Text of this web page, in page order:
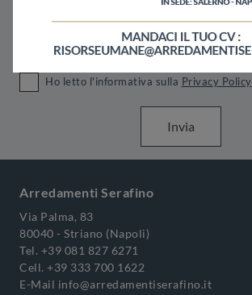
Ho letto l'informativa sulla Privacy Policy
Invia
Arredamenti Serafino
Via Palma, 83
80040 - Striano (Napoli)
Tel. +39 081 827 6271
Cell. +39 333 700 1622
E-Mail info@arredamentiserafino.it